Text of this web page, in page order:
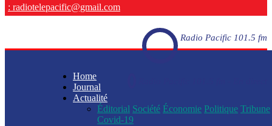
: radiotelepacific@gmail.com
Radio Pacific 101.5 fm
Home
Journal
Actualité
Éditorial Société Économie Politique Tribune
Covid-19